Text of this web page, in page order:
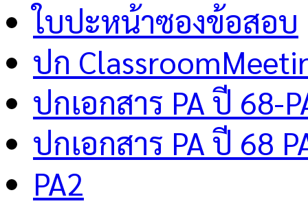
ใบปะหน้าซองข้อสอบ
ปก
ปกเอกสาร PA ปี 68-
ปกเอกสาร PA ปี 68
PA2